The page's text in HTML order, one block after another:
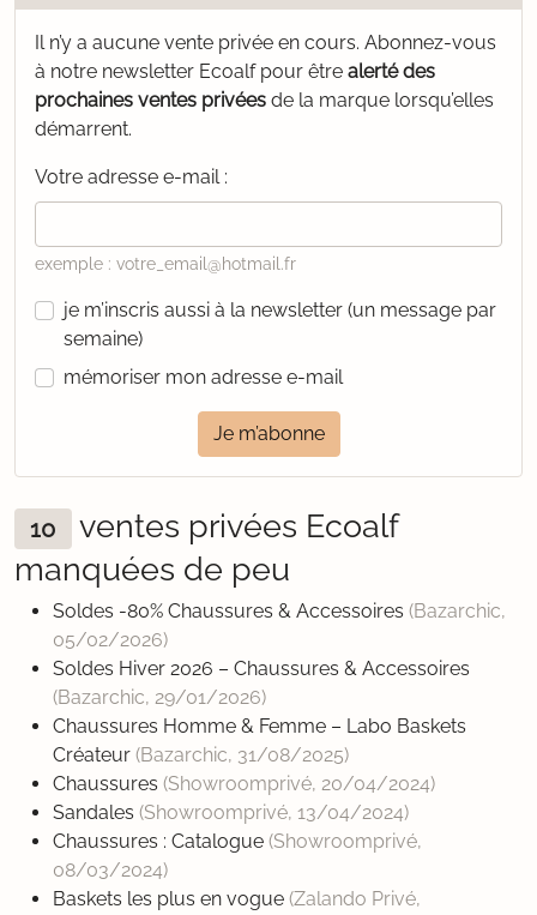
Il n’y a aucune vente privée en cours. Abonnez-vous
à notre newsletter Ecoalf pour être alerté des
prochaines ventes privées de la marque lorsqu’elles
démarrent.
Votre adresse e-mail :
exemple : votre_email@hotmail.fr
je m’inscris aussi à la newsletter (un message par
semaine)
mémoriser mon adresse e-mail
Je m’abonne
10
ventes privées Ecoalf
manquées de peu
Soldes -80% Chaussures & Accessoires (Bazarchic,
05/02/2026)
Soldes Hiver 2026 – Chaussures & Accessoires
(Bazarchic, 29/01/2026)
Chaussures Homme & Femme – Labo Baskets
Créateur (Bazarchic, 31/08/2025)
Chaussures (Showroomprivé, 20/04/2024)
Sandales (Showroomprivé, 13/04/2024)
Chaussures : Catalogue (Showroomprivé,
08/03/2024)
Baskets les plus en vogue (Zalando Privé,